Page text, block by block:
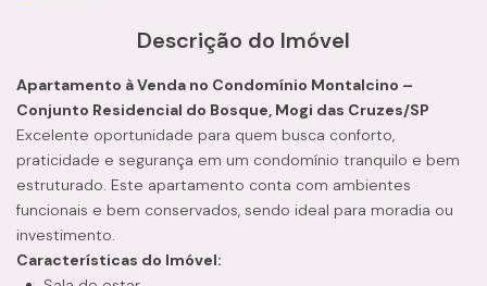
Descrição do Imóvel
Apartamento à Venda no Condomínio Montalcino –
Conjunto Residencial do Bosque, Mogi das Cruzes/SP
Excelente oportunidade para quem busca conforto,
praticidade e segurança em um condomínio tranquilo e bem
estruturado. Este apartamento conta com ambientes
funcionais e bem conservados, sendo ideal para moradia ou
investimento.
Características do Imóvel: